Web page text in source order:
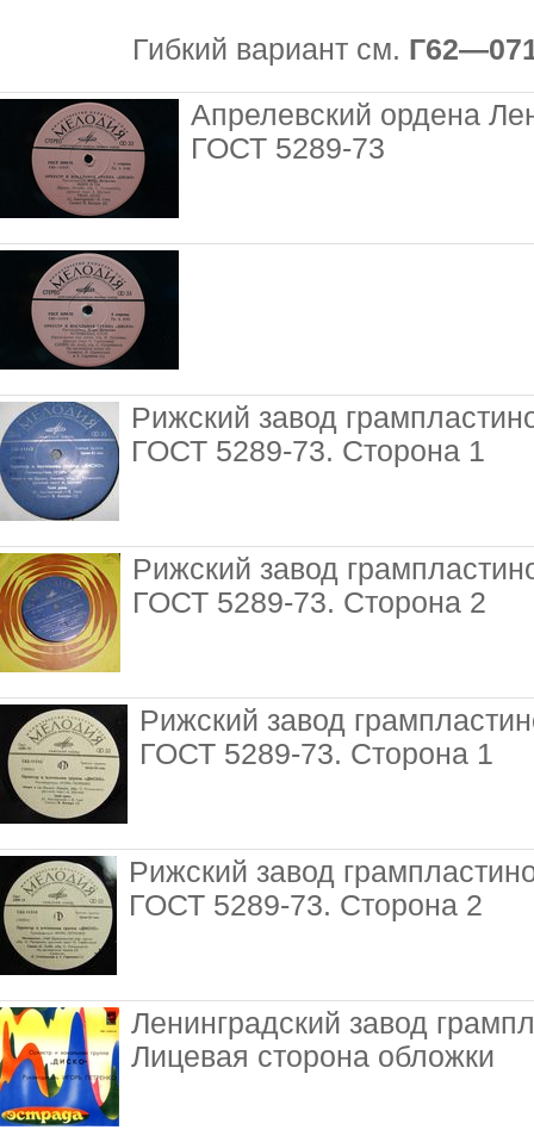
Гибкий вариант см.
Апрелевский ордена
ГОСТ 5289-73
Рижский завод
ГОСТ 5289-73. Сторона 1
Рижский завод
ГОСТ 5289-73. Сторона 2
Рижский завод
ГОСТ 5289-73. Сторона 1
Рижский завод
ГОСТ 5289-73. Сторона 2
Ленинградский завод
Лицевая сторона обложки